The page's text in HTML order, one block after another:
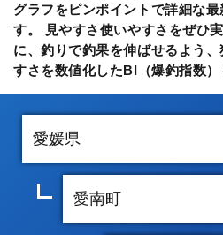
グラフをピンポイントで詳細な
す。 見やすさ使いやすさをぜひ
に、釣りで釣果を伸ばせるよう
すさを数値化したBI（爆釣指数）